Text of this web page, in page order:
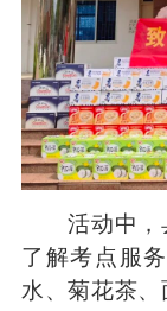
活动中，县
了解考点服
水、菊花茶